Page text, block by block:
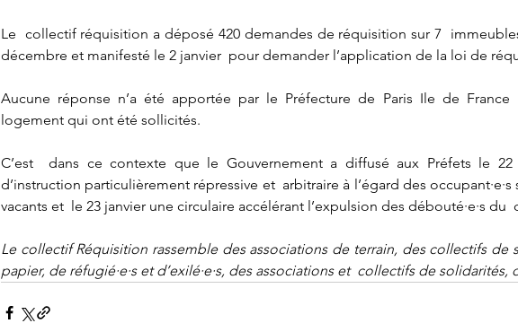
Le  collectif réquisition a déposé 420 demandes de réquisition sur 7
décembre et manifesté le 2 janvier  pour demander l’application de la loi de
Aucune réponse n’a été apportée par le Préfecture de Paris Ile de
logement qui ont été sollicités.
C’est  dans ce contexte que le Gouvernement a diffusé aux Préfets le
d’instruction particulièrement répressive et  arbitraire à l’égard des
vacants et  le 23 janvier une circulaire accélérant l’expulsion des débouté·e·s du
Le collectif Réquisition rassemble des associations de terrain, des collectifs de
papier, de réfugié·e·s et d’exilé·e·s, des associations et  collectifs de